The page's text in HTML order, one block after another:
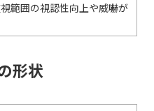
範囲の視認性向上や威嚇が
形状